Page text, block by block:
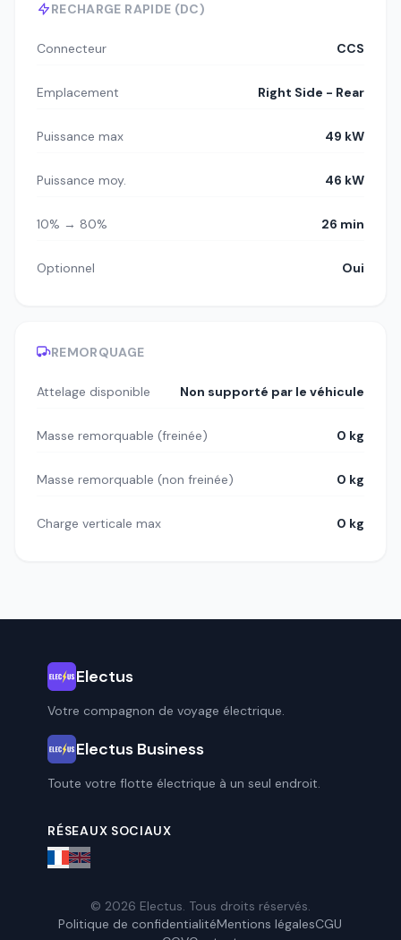
RECHARGE RAPIDE (DC)
Connecteur CCS
Emplacement Right Side - Rear
Puissance max 49 kW
Puissance moy. 46 kW
10% → 80% 26 min
Optionnel Oui
REMORQUAGE
Attelage disponible Non supporté par le véhicule
Masse remorquable (freinée) 0 kg
Masse remorquable (non freinée) 0 kg
Charge verticale max 0 kg
Electus
Votre compagnon de voyage électrique.
Electus Business
Toute votre flotte électrique à un seul endroit.
RÉSEAUX SOCIAUX
© 2026 Electus. Tous droits réservés.
Politique de confidentialitéMentions légalesCGU